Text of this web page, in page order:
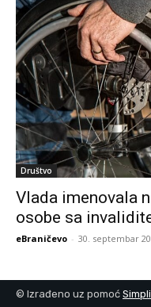
Društvo
Vlada imenovala
osobe sa
eBraničevo - 30. septembar
© Izrađeno uz pomoć